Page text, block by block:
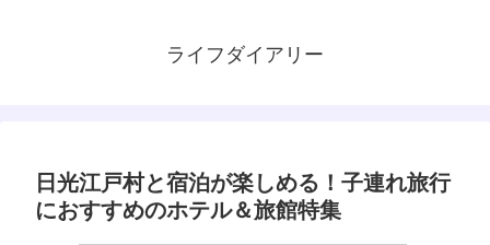
ライフダイアリー
日光江戸村と宿泊が楽しめる！子連れ旅行
におすすめのホテル＆旅館特集